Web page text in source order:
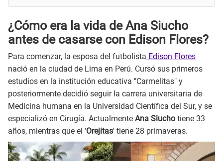
¿Cómo era la vida de Ana Siucho
antes de casarse con Edison Flores?
Para comenzar, la esposa del futbolista Edison Flores
nació en la ciudad de Lima en Perú. Cursó sus primeros
estudios en la institución educativa "Carmelitas" y
posteriormente decidió seguir la carrera universitaria de
Medicina humana en la Universidad Científica del Sur, y se
especializó en Cirugía. Actualmente Ana Siucho tiene 33
años, mientras que el 'Orejitas' tiene 28 primaveras.